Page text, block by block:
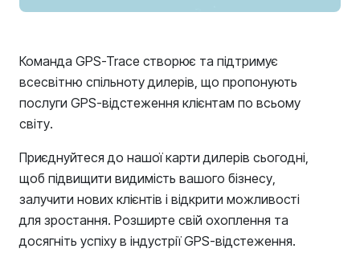
Команда GPS-Trace створює та підтримує
всесвітню спільноту дилерів, що пропонують
послуги GPS-відстеження клієнтам по всьому
світу.
Приєднуйтеся до нашої карти дилерів сьогодні,
щоб підвищити видимість вашого бізнесу,
залучити нових клієнтів і відкрити можливості
для зростання. Розширте свій охоплення та
досягніть успіху в індустрії GPS-відстеження.